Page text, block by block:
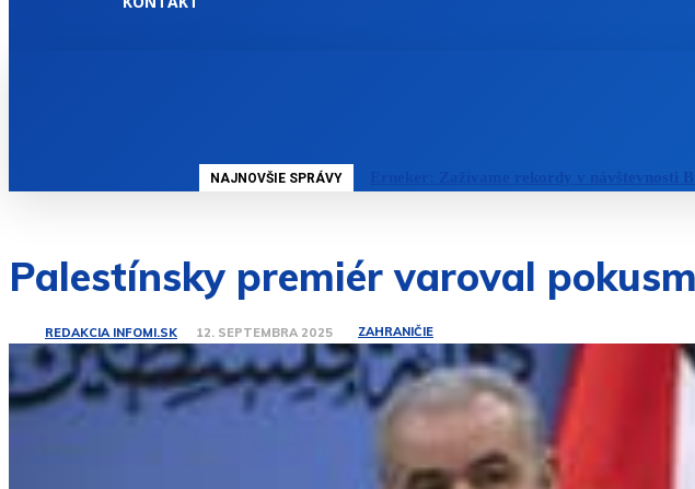
NAJNOVŠIE SPRÁVY Erneker: Zažívame rekordy v návštevnosti
Palestínsky premiér varoval
REDAKCIA INFOMI.SK 12. SEPTEMBRA 2025 ZAHRANIČIE